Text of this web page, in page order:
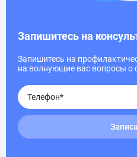
Запишитесь на
Запишитесь на
на волнующие вас вопросы о